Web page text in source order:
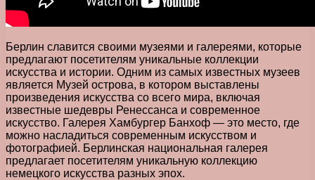
Берлин славится своими музеями и галереями, которые
предлагают посетителям уникальные коллекции
искусства и истории. Одним из самых известных музеев
является Музей острова, в котором выставлены
произведения искусства со всего мира, включая
известные шедевры Ренессанса и современное
искусство. Галерея Хамбургер Банхоф — это место, где
можно насладиться современным искусством и
фотографией. Берлинская национальная галерея
предлагает посетителям уникальную коллекцию
немецкого искусства разных эпох.